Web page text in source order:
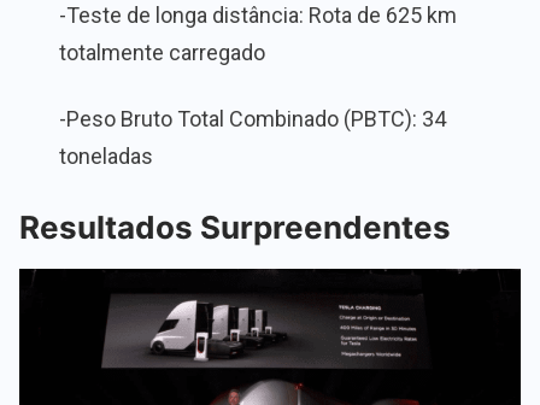
-Teste de longa distância: Rota de 625 km
totalmente carregado
-Peso Bruto Total Combinado (PBTC): 34
toneladas
Resultados Surpreendentes